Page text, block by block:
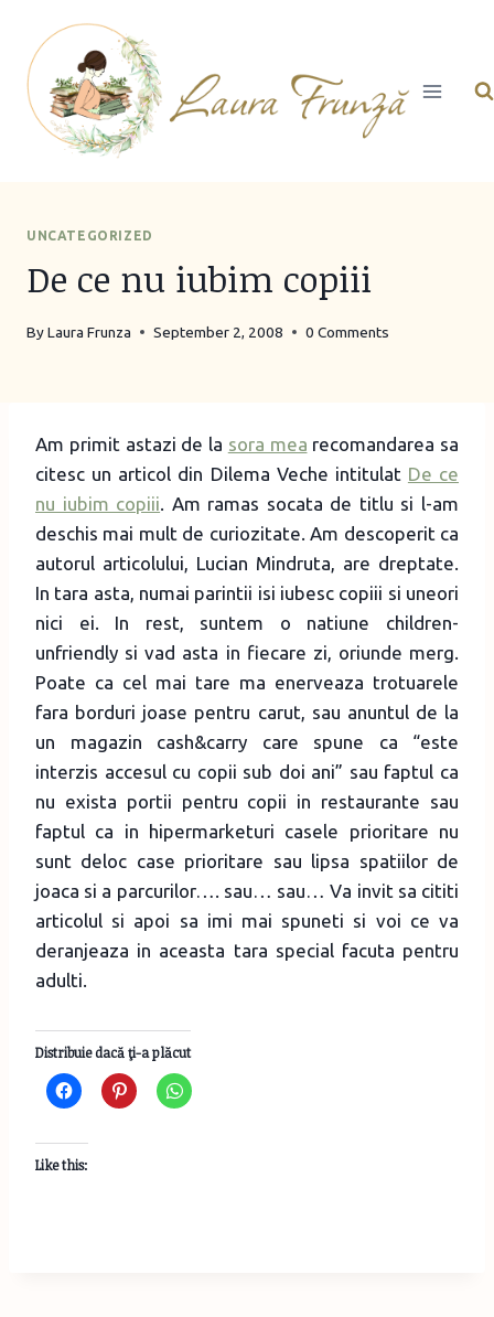
content
UNCATEGORIZED
De ce nu iubim copiii
ByLaura Frunza September 2, 2008 0 Comments
Am primit astazi de la sora mea recomandarea sa
citesc un articol din Dilema Veche intitulat De ce
nu iubim copiii. Am ramas socata de titlu si l-am
deschis mai mult de curiozitate. Am descoperit ca
autorul articolului, Lucian Mindruta, are dreptate.
In tara asta, numai parintii isi iubesc copiii si uneori
nici ei. In rest, suntem o natiune children-
unfriendly si vad asta in fiecare zi, oriunde merg.
Poate ca cel mai tare ma enerveaza trotuarele
fara borduri joase pentru carut, sau anuntul de la
un magazin cash&carry care spune ca “este
interzis accesul cu copii sub doi ani” sau faptul ca
nu exista portii pentru copii in restaurante sau
faptul ca in hipermarketuri casele prioritare nu
sunt deloc case prioritare sau lipsa spatiilor de
joaca si a parcurilor…. sau… sau… Va invit sa cititi
articolul si apoi sa imi mai spuneti si voi ce va
deranjeaza in aceasta tara special facuta pentru
adulti.
Distribuie dacă ţi-a plăcut
Like this: